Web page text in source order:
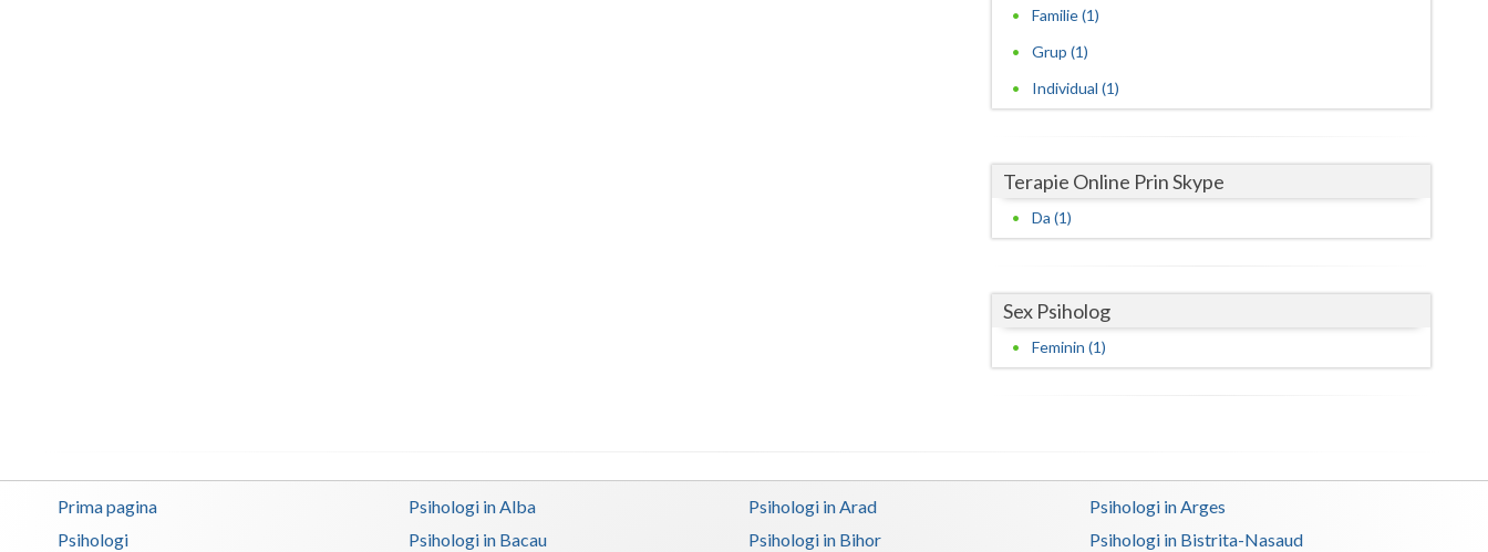
Suceava
Familie (1)
Grup (1)
Individual (1)
Terapie Online Prin Skype
Da (1)
Sex Psiholog
Feminin (1)
Prima pagina
Psihologi
Psihologi in Alba Psihologi in Arad
Psihologi in Arges
Psihologi in Bacau
Psihologi in Bihor Psihologi in Bistrita-Nasaud